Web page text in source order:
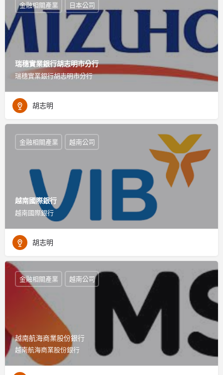
瑞穗實業銀行胡志明市分行
瑞穗實業銀行胡志明市分行
金融相關產業 日本公司
胡志明
越南國際銀行
越南國際銀行
金融相關產業 越南公司
胡志明
越南航海商業股份銀行
越南航海商業股份銀行
金融相關產業 越南公司